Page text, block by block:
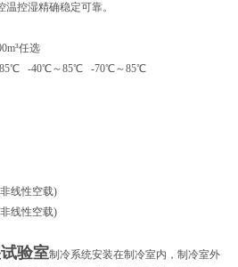
控湿精确稳定可靠。
任选
-40℃～85℃ -70℃～85℃
线性空载)
线性空载)
验室制冷系统安装在制冷室内，制冷室外